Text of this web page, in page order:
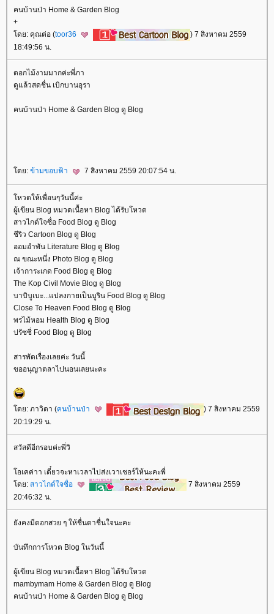
คนบ้านป่า Home & Garden Blog
+
ดย: คุณต่อ (toor36
) 7 สิงหาคม 2559
18:49:56 น.
ดอกไม้งามมากค่ะพี่ภา
ดูแล้วสดชื่น เบิกบานอุรา
คนบ้านป่า Home & Garden Blog ดู Blog
ดย: ข้ามขอบฟ้า 7 สิงหาคม 2559 20:07:54 น.
หวตให้เพื่อนๆวันนี้ค่ะ
ผู้เขียน Blog หมวดเนื้อหา Blog ได้รับโหวต
สาวไกด์ใจซื่อ Food Blog ดู Blog
ชีริว Cartoon Blog ดู Blog
ออมอำพัน Literature Blog ดู Blog
ณ ขณะหนึ่ง Photo Blog ดู Blog
เจ้าการะเกด Food Blog ดู Blog
The Kop Civil Movie Blog ดู Blog
บาบิบูเบะ...แปลงกายเป็นบูริน Food Blog ดู Blog
Close To Heaven Food Blog ดู Blog
พรไม้หอม Health Blog ดู Blog
ปรัซซี่ Food Blog ดู Blog
สารพัดเรื่องเลยค่ะ วันนี้
ขออนุญาตลาไปนอนเลยนะคะ
ดย: ภาวิดา (คนบ้านป่า
) 7 สิงหาคม 2559
20:19:29 น.
สวัสดีอีกรอบค่ะพี่วิ
อเคค่าา เดี๋ยวจะหาเวลาไปส่งเวาเชอร์ให้นะคะพี่
ดย: สาวไกด์ใจซื่อ
7 สิงหาคม 2559
20:46:32 น.
ังคงมีดอกสวย ๆ ให้ชื่นตาชื่นใจนะคะ
บันทึกการโหวต Blog ในวันนี้
ผู้เขียน Blog หมวดเนื้อหา Blog ได้รับโหวต
mambymam Home & Garden Blog ดู Blog
คนบ้านป่า Home & Garden Blog ดู Blog